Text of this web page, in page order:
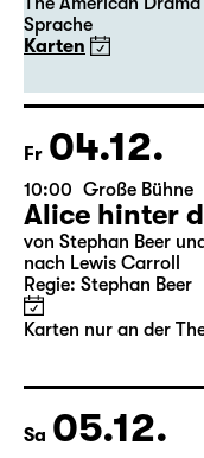
Gastspiel
A Christmas
The American
Sprache
Karten
Fr 04.12.
10:00 Große Bühne
Alice hinter
von Stephan Beer
Karten nur an der